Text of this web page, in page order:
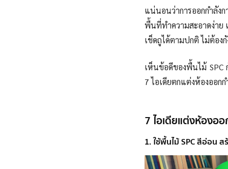
แน่นอนว่าการออกกำลัง
พื้นที่ทำความสะอาดง่าย
เช็ดถูได้ตามปกติ ไม่ต้อง
เห็นข้อดีของพื้นไม้ SPC
7 ไอเดียตกแต่งห้องออก
7 ไอเดียแต่งห้องอ
1. ใช้พื้นไม้ SPC สีอ่อน